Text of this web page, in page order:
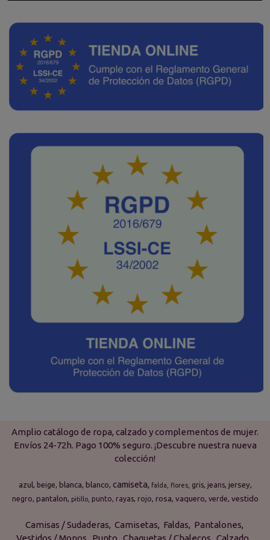
Amplio catálogo de ropa, calzado y complementos de mujer.
Envíos 24-72h. Pago 100% seguro. ¡Descubre nuestra nueva
colección!
azul beige blanca blanco camiseta falda flores gris jeans jersey
negro pantalon pitillo punto rayas rojo rosa vaquero verde vestido
Camisas / Sudaderas Camisetas Faldas
Pantalones